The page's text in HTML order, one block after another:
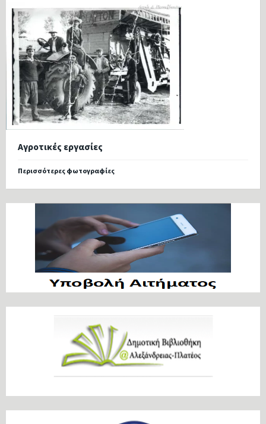
Αγροτικές εργασίες
Περισσότερες φωτογραφίες